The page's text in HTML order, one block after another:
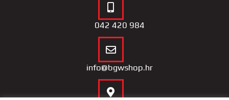
042 420 984
info@bgwshop.hr